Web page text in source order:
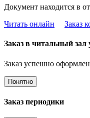
Документ находится в
Читать онлайн
Заказ
Заказ в читальный
Заказ успешно
Понятно
Заказ периодики